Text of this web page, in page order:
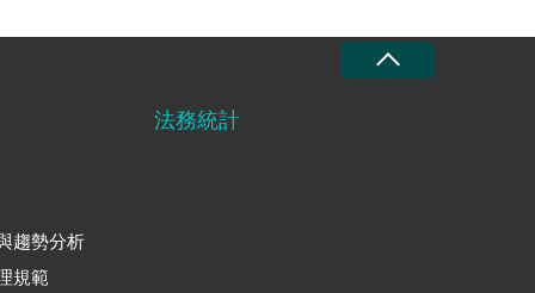
趨勢分析
規範
法務統計